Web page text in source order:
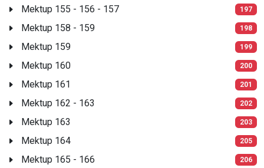
Mektup 155 - 156 - 157 197
Mektup 158 - 159 198
Mektup 159 199
Mektup 160 200
Mektup 161 201
Mektup 162 - 163 202
Mektup 163 203
Mektup 164 205
Mektup 165 - 166 206